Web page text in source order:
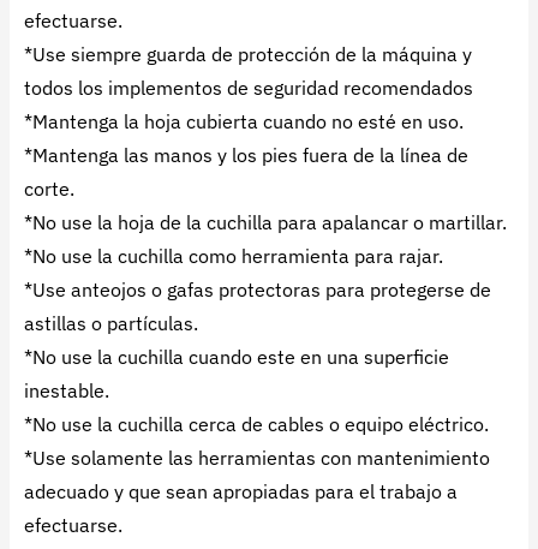
efectuarse.
*Use siempre guarda de protección de la máquina y
todos los implementos de seguridad recomendados
*Mantenga la hoja cubierta cuando no esté en uso.
*Mantenga las manos y los pies fuera de la línea de
corte.
*No use la hoja de la cuchilla para apalancar o martillar.
*No use la cuchilla como herramienta para rajar.
*Use anteojos o gafas protectoras para protegerse de
astillas o partículas.
*No use la cuchilla cuando este en una superficie
inestable.
*No use la cuchilla cerca de cables o equipo eléctrico.
*Use solamente las herramientas con mantenimiento
adecuado y que sean apropiadas para el trabajo a
efectuarse.